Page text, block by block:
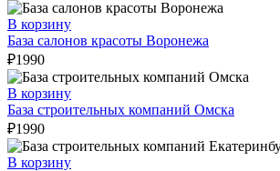
В корзину
База салонов красоты Воронежа
₽1990
В корзину
База строительных компаний Омска
₽1990
В корзину